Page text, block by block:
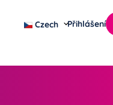
Czech Přihlášení